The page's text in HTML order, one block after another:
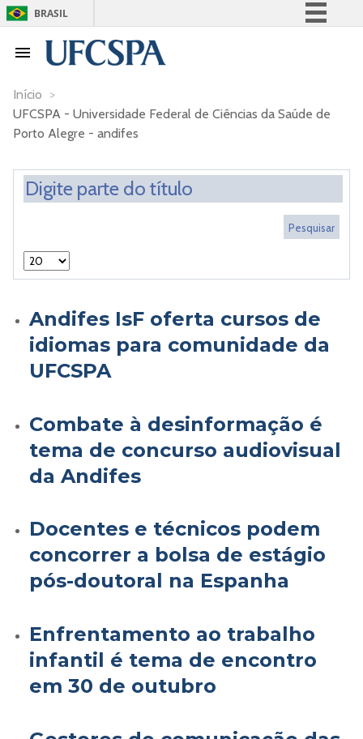
BRASIL
Acesso à informação
Canais
Início >
UFCSPA - Universidade Federal de Ciências da Saúde de
Porto Alegre - andifes
Andifes IsF oferta cursos de
idiomas para comunidade da
UFCSPA
Combate à desinformação é
tema de concurso audiovisual
da Andifes
Docentes e técnicos podem
concorrer a bolsa de estágio
pós-doutoral na Espanha
Enfrentamento ao trabalho
infantil é tema de encontro
em 30 de outubro